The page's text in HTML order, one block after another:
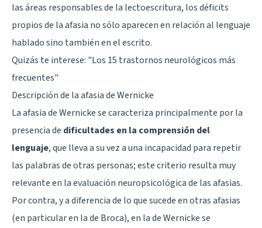
las áreas responsables de la lectoescritura, los déficits
propios de la afasia no sólo aparecen en relación al lenguaje
hablado sino también en el escrito.
Quizás te interese: "Los 15 trastornos neurológicos más
frecuentes"
Descripción de la afasia de Wernicke
La afasia de Wernicke se caracteriza principalmente por la
presencia de dificultades en la comprensión del
lenguaje, que lleva a su vez a una incapacidad para repetir
las palabras de otras personas; este criterio resulta muy
relevante en la evaluación neuropsicológica de las afasias.
Por contra, y a diferencia de lo que sucede en otras afasias
(en particular en la de Broca), en la de Wernicke se